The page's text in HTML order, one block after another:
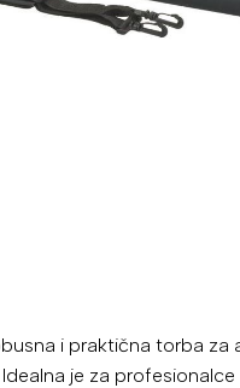
robusna i praktična
je za